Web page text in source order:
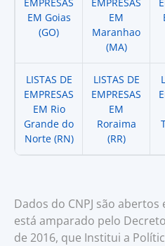
EM Goias
(GO)
EM
Maranhao
(MA)
LISTAS DE
EMPRESAS
EM Rio
Grande do
Norte (RN)
LISTAS DE
EMPRESAS
EM
Roraima
(RR)
Dados do CNPJ são
está amparado pelo
de 2016, que Institui a